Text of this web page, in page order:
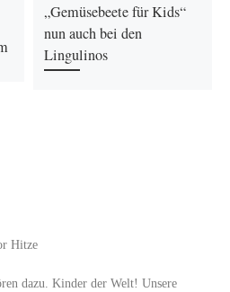
„Gemüsebeete für Kids“
nun auch bei den
Lingulinos
Hitze
dazu. Kinder der Welt! Unsere